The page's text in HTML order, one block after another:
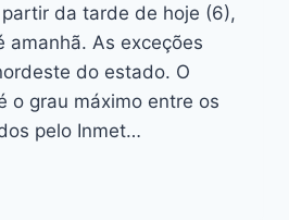
da tarde de hoje (6),
amanhã. As exceções
do estado. O
o grau máximo entre os
pelo Inmet…